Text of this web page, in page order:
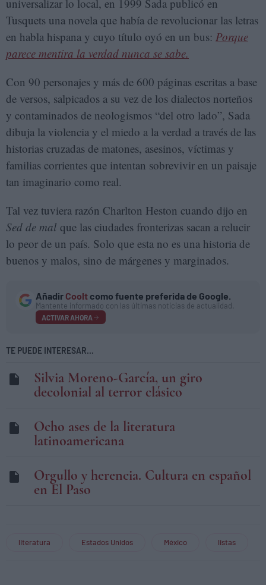
universalizar lo local, en 1999 Sada publicó en
Tusquets una novela que había de revolucionar las letras
en habla hispana y cuyo título oyó en un bus: Porque
parece mentira la verdad nunca se sabe.
Con 90 personajes y más de 600 páginas escritas a base
de versos, salpicados a su vez de los dialectos norteños
y contaminados de neologismos “del otro lado”, Sada
dibuja la violencia y el miedo a la verdad a través de las
historias cruzadas de matones, asesinos, víctimas y
familias corrientes que intentan sobrevivir en un paisaje
tan imaginario como real.
Tal vez tuviera razón Charlton Heston cuando dijo en
Sed de mal que las ciudades fronterizas sacan a relucir
lo peor de un país. Solo que esta no es una historia de
buenos y malos, sino de márgenes y marginados.
Añadir Coolt como fuente preferida de Google.
Mantente informado con las últimas noticias de actualidad.
ACTIVAR AHORA
TE PUEDE INTERESAR...
Silvia Moreno-García, un giro
decolonial al terror clásico
Ocho ases de la literatura
latinoamericana
Orgullo y herencia. Cultura en español
en El Paso
literatura Estados Unidos México listas